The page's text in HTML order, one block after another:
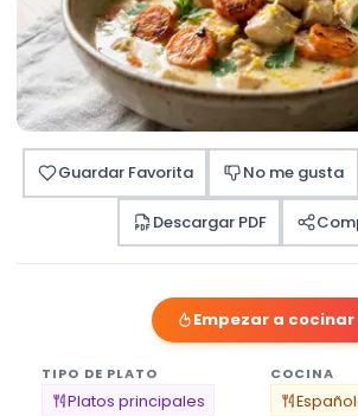
Guardar Favorita No me gusta
Descargar PDF
Empezar a cocinar
TIPO DE PLATO
Platos principales
COCINA